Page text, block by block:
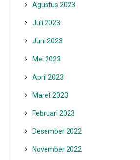
Agustus 2023
Juli 2023
Juni 2023
Mei 2023
April 2023
Maret 2023
Februari 2023
Desember 2022
November 2022